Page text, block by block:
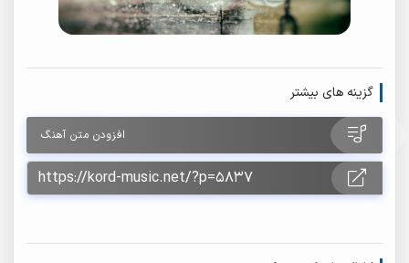
گزینه های بیشتر
افزودن متن آهنگ